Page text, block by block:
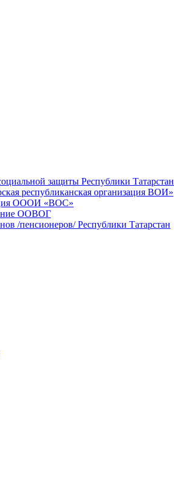
защиты Республики Татарстан
республиканская организация ВОИ»
ОООИ «ВОС»
ООВОГ
/пенсионеров/ Республики Татарстан